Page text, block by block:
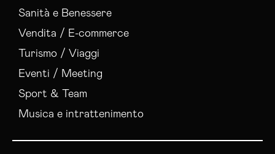
Sanità e Benessere
Vendita / E-commerce
Turismo / Viaggi
Eventi / Meeting
Sport & Team
Musica e intrattenimento